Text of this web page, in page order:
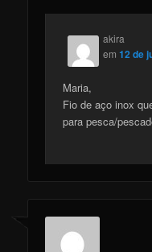
akira
em12 de
Maria,
Fio de aço inox
para pesca/